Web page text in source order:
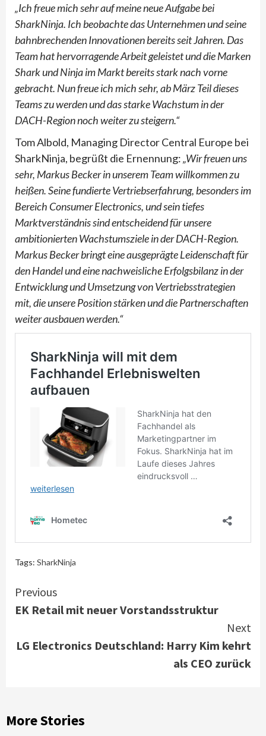
„Ich freue mich sehr auf meine neue Aufgabe bei
SharkNinja. Ich beobachte das Unternehmen und seine
bahnbrechenden Innovationen bereits seit Jahren. Das
Team hat hervorragende Arbeit geleistet und die Marken
Shark und Ninja im Markt bereits stark nach vorne
gebracht. Nun freue ich mich sehr, ab März Teil dieses
Teams zu werden und das starke Wachstum in der
DACH-Region noch weiter zu steigern.“
Tom Albold, Managing Director Central Europe bei
SharkNinja, begrüßt die Ernennung:„Wir freuen uns
sehr, Markus Becker in unserem Team willkommen zu
heißen. Seine fundierte Vertriebserfahrung, besonders im
Bereich Consumer Electronics, und sein tiefes
Marktverständnis sind entscheidend für unsere
ambitionierten Wachstumsziele in der DACH-Region.
Markus Becker bringt eine ausgeprägte Leidenschaft für
den Handel und eine nachweisliche Erfolgsbilanz in der
Entwicklung und Umsetzung von Vertriebsstrategien
mit, die unsere Position stärken und die Partnerschaften
weiter ausbauen werden.“
Tags: SharkNinja
Continue
Reading
Previous
EK Retail mit neuer Vorstandsstruktur
Next
LG Electronics Deutschland: Harry Kim kehrt
als CEO zurück
More Stories